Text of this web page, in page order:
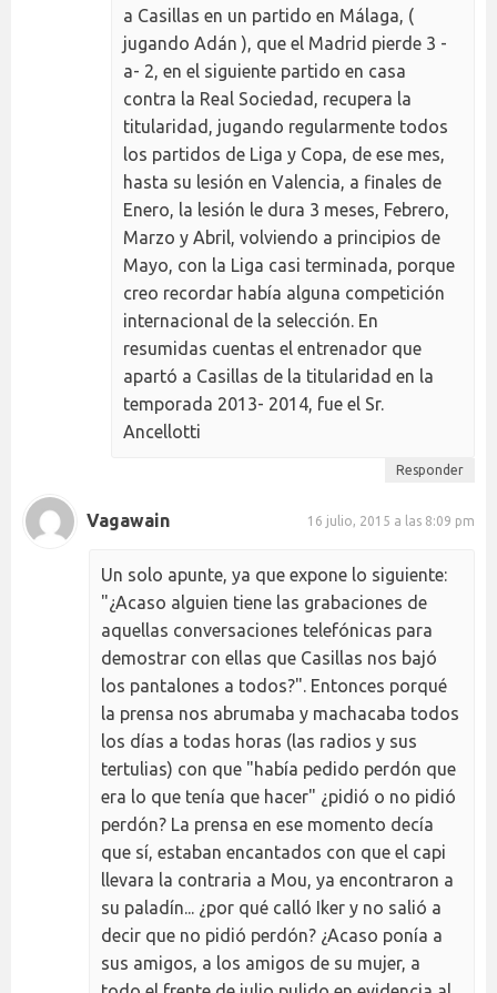
a Casillas en un partido en Málaga, (
jugando Adán ), que el Madrid pierde 3 -
a- 2, en el siguiente partido en casa
contra la Real Sociedad, recupera la
titularidad, jugando regularmente todos
los partidos de Liga y Copa, de ese mes,
hasta su lesión en Valencia, a finales de
Enero, la lesión le dura 3 meses, Febrero,
Marzo y Abril, volviendo a principios de
Mayo, con la Liga casi terminada, porque
creo recordar había alguna competición
internacional de la selección. En
resumidas cuentas el entrenador que
apartó a Casillas de la titularidad en la
temporada 2013- 2014, fue el Sr.
Ancellotti
Responder
Vagawain 16 julio, 2015 a las 8:09 pm
Un solo apunte, ya que expone lo siguiente:
"¿Acaso alguien tiene las grabaciones de
aquellas conversaciones telefónicas para
demostrar con ellas que Casillas nos bajó
los pantalones a todos?". Entonces porqué
la prensa nos abrumaba y machacaba todos
los días a todas horas (las radios y sus
tertulias) con que "había pedido perdón que
era lo que tenía que hacer" ¿pidió o no pidió
perdón? La prensa en ese momento decía
que sí, estaban encantados con que el capi
llevara la contraria a Mou, ya encontraron a
su paladín... ¿por qué calló Iker y no salió a
decir que no pidió perdón? ¿Acaso ponía a
sus amigos, a los amigos de su mujer, a